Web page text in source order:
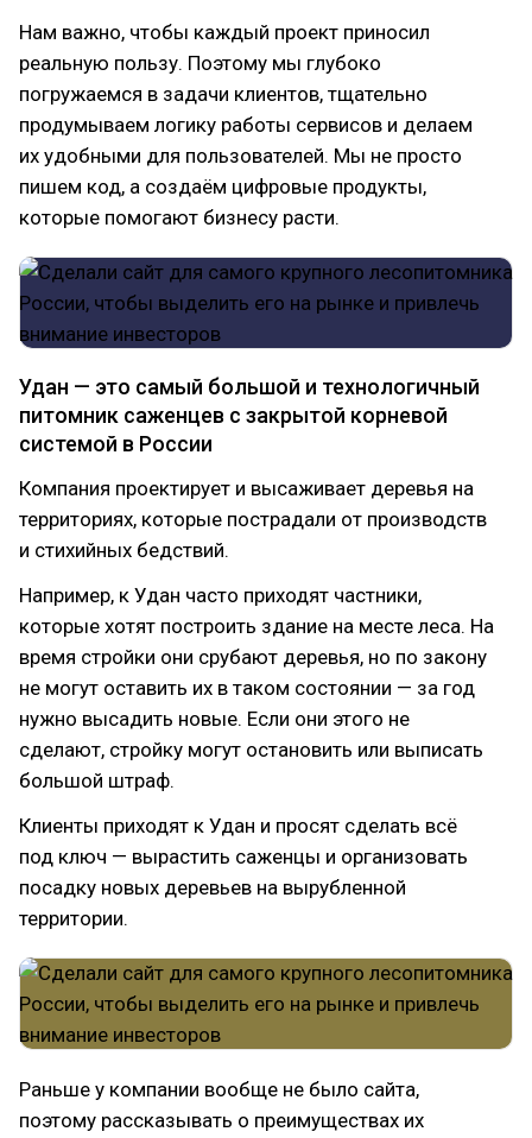
Нам важно, чтобы каждый проект приносил
реальную пользу. Поэтому мы глубоко
погружаемся в задачи клиентов, тщательно
продумываем логику работы сервисов и делаем
их удобными для пользователей. Мы не просто
пишем код, а создаём цифровые продукты,
которые помогают бизнесу расти.
Удан — это самый большой и технологичный
питомник саженцев с закрытой корневой
системой в России
Компания проектирует и высаживает деревья на
территориях, которые пострадали от производств
и стихийных бедствий.
Например, к Удан часто приходят частники,
которые хотят построить здание на месте леса. На
время стройки они срубают деревья, но по закону
не могут оставить их в таком состоянии — за год
нужно высадить новые. Если они этого не
сделают, стройку могут остановить или выписать
большой штраф.
Клиенты приходят к Удан и просят сделать всё
под ключ — вырастить саженцы и организовать
посадку новых деревьев на вырубленной
территории.
Раньше у компании вообще не было сайта,
поэтому рассказывать о преимуществах их